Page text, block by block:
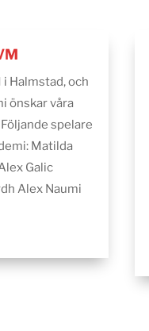
Halmstad, och
önskar våra
spelare
Matilda
Galic
Alex Naumi